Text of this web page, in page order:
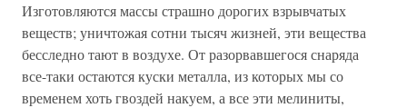
Изготовляются массы страшно дорогих взрывчатых
веществ; уничтожая сотни тысяч жизней, эти вещества
бесследно тают в воздухе. От разорвавшегося снаряда
все-таки остаются куски металла, из которых мы со
временем хоть гвоздей накуем, а все эти мелиниты,